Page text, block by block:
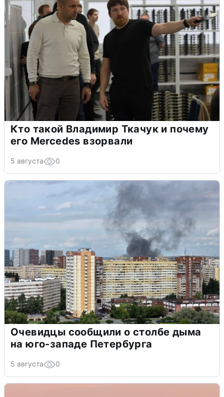
Кто такой Владимир Ткачук и почему
его Mercedes взорвали
5 августа 0
Очевидцы сообщили о столбе дыма
на юго-западе Петербурга
5 августа 0